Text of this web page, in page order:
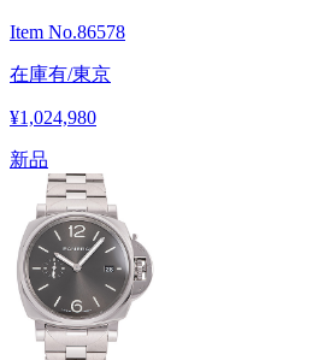
Item No.86578
在庫有/東京
¥1,024,980
新品